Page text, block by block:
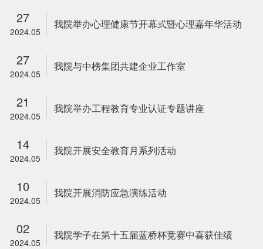
27
2024.05
我院举办心理健康节开幕式暨心理嘉年华活动
27
2024.05
我院与中榜集团共建企业工作室
21
2024.05
我院举办工程教育专业认证专题讲座
14
2024.05
我院开展安全教育月系列活动
10
2024.05
我院开展消防应急演练活动
02
2024.05
我院学子在第十五届蓝桥杯竞赛中喜获佳绩